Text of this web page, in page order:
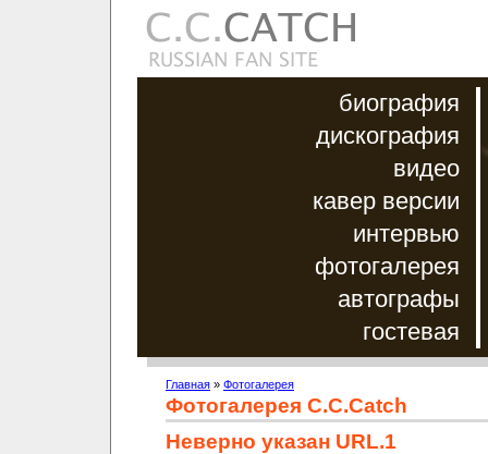
биография
дискография
видео
кавер версии
интервью
фотогалерея
автографы
гостевая
Главная » Фотогалерея
Фотогалерея C.C.Catch
Неверно указан URL.1